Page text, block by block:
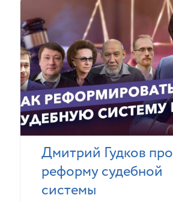
Дмитрий Гудков про
реформу судебной
системы